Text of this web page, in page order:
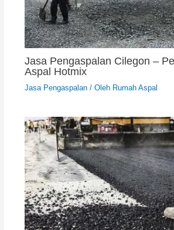
Jasa Pengaspalan Cilegon –
Aspal Hotmix
Jasa Pengaspalan/ Oleh Rumah Aspal